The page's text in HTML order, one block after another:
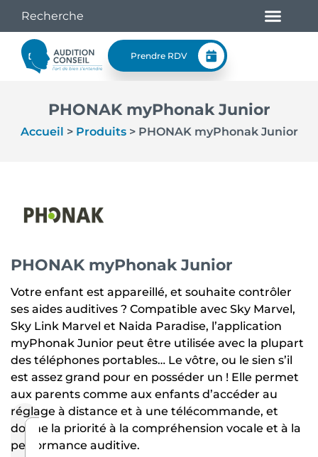
Prendre RDV
PHONAK myPhonak Junior
Accueil > Produits> PHONAK myPhonak Junior
PHONAK myPhonak Junior
Votre enfant est appareillé, et souhaite contrôler
ses aides auditives ? Compatible avec Sky Marvel,
Sky Link Marvel et Naida Paradise, l’application
myPhonak Junior peut être utilisée avec la plupart
des téléphones portables… Le vôtre, ou le sien s’il
est assez grand pour en posséder un ! Elle permet
aux parents comme aux enfants d’accéder au
réglage à distance et à une télécommande, et
donne la priorité à la compréhension vocale et à la
performance auditive.